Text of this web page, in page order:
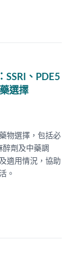
SSRI、PDE5
選擇
物選擇，包括必
醉劑及中藥調
適用情況，協助
。